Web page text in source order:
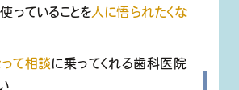
っていることを人に悟られたくな
て相談に乗ってくれる歯科医院